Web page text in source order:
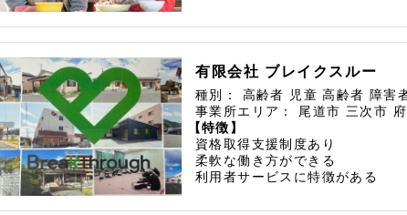
有限会社 ブレイクスルー
種別： 高齢者 児童高齢者 障害
事業所エリア：
尾道市 三次市
【特徴】
資格取得支援制度あり
柔軟な働き方ができる
利用者サービスに特徴がある